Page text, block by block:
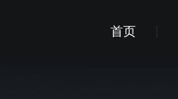
首页